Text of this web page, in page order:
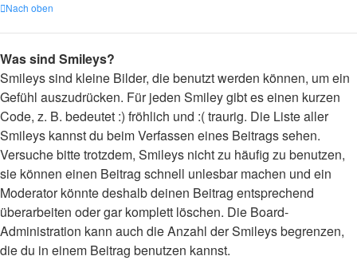
Nach oben
Was sind Smileys?
Smileys sind kleine Bilder, die benutzt werden können, um ein
Gefühl auszudrücken. Für jeden Smiley gibt es einen kurzen
Code, z. B. bedeutet :) fröhlich und :( traurig. Die Liste aller
Smileys kannst du beim Verfassen eines Beitrags sehen.
Versuche bitte trotzdem, Smileys nicht zu häufig zu benutzen,
sie können einen Beitrag schnell unlesbar machen und ein
Moderator könnte deshalb deinen Beitrag entsprechend
überarbeiten oder gar komplett löschen. Die Board-
Administration kann auch die Anzahl der Smileys begrenzen,
die du in einem Beitrag benutzen kannst.